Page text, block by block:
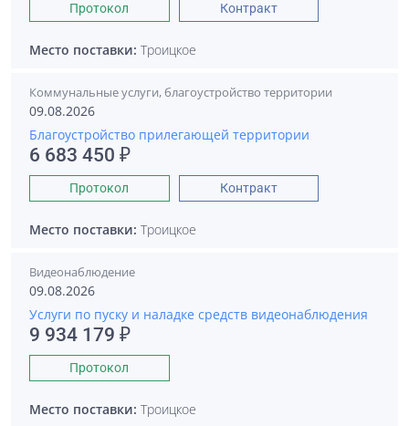
Протокол Контракт
Место поставки: Троицкое
Коммунальные услуги, благоустройство территории
09.08.2026
Благоустройство прилегающей территории
6 683 450 ₽
Протокол Контракт
Место поставки: Троицкое
Видеонаблюдение
09.08.2026
Услуги по пуску и наладке средств видеонаблюдения
9 934 179 ₽
Протокол
Место поставки: Троицкое